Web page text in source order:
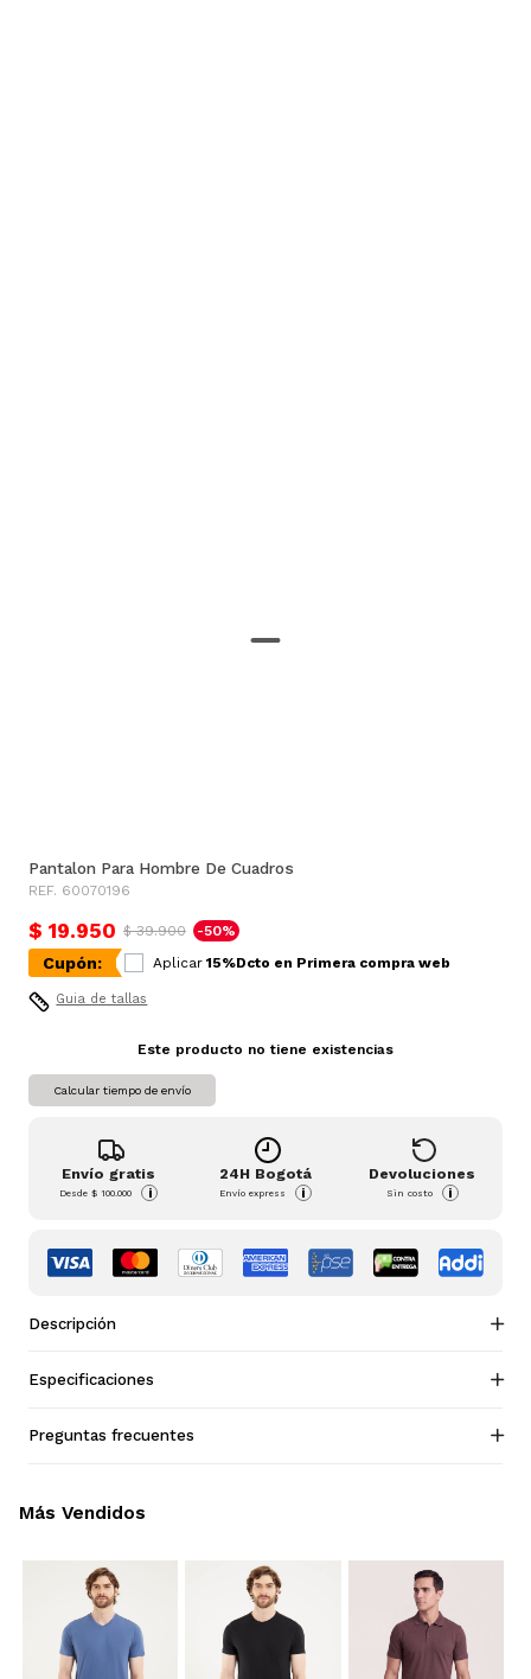
Pantalon Para Hombre De Cuadros
REF. 60070196
$ 19.950 $ 39.900 -50%
Cupón: Aplicar 15%Dcto en Primera compra web
Guia de tallas
Este producto no tiene existencias
Calcular tiempo de envío
Envío gratis
Desde$ 100.000 i
24H Bogotá
Envío express i
Devoluciones
Sin costo i
Descripción
Especificaciones
Preguntas frecuentes
Más Vendidos